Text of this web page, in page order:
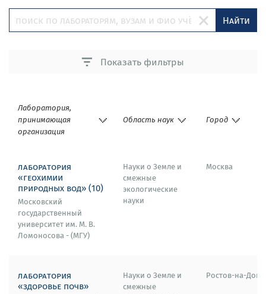
Найти
Показать фильтры
Лаборатория,
принимающая
организация
Область наук Город
лаборатория
«геохимии
природных вод» (10)
Московский
государственный
университет им. М. В.
Ломоносова - (МГУ)
Науки о Земле и
смежные
экологические
науки
Москва
лаборатория
«здоровье почв»
Науки о Земле и
смежные
Ростов-на-Дону